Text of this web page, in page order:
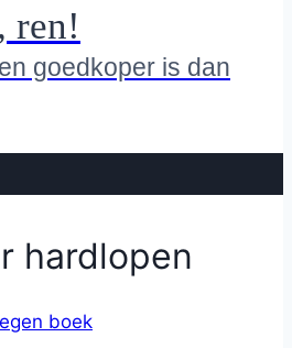
ren!
goedkoper is dan
hardlopen